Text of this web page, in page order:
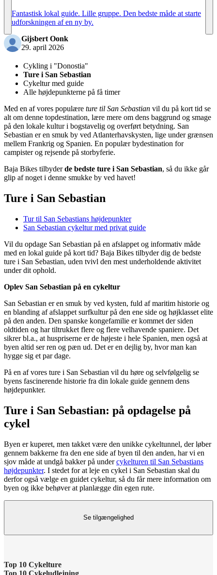
Fantastisk lokal guide. Lille gruppe. Den bedste måde at starte
udforskningen af en ny by.
Gijsbert Oonk
29. april 2026
Cykling i "Donostia"
Ture i San Sebastian
Cykeltur med guide
Alle højdepunkterne på få timer
Med en af vores populære ture til San Sebastian vil du på kort tid se
alt om denne topdestination, lære mere om dens baggrund og smage
på den lokale kultur i bogstavelig og overført betydning. San
Sebastian er en smuk by ved Atlanterhavskysten, lige under grænsen
mellem Frankrig og Spanien. En populær bydestination for
campister og rejsende på storbyferie.
Baja Bikes tilbyderde bedste ture i San Sebastian, så du ikke går
glip af noget i denne smukke by ved havet!
Ture i San Sebastian
Tur til San Sebastians højdepunkter
San Sebastian cykeltur med privat guide
Vil du opdage San Sebastian på en afslappet og informativ måde
med en lokal guide på kort tid? Baja Bikes tilbyder dig de bedste
ture i San Sebastian, uden tvivl den mest underholdende aktivitet
under dit ophold.
Oplev San Sebastian på en cykeltur
San Sebastian er en smuk by ved kysten, fuld af maritim historie og
en blanding af afslappet surfkultur på den ene side og højklasset elite
på den anden. Den spanske kongefamilie er kommet der siden
oldtiden og har tiltrukket flere og flere velhavende spaniere. Det
sikrer bl.a., at huspriserne er de højeste i hele Spanien, men også at
byen altid ser ren og pæn ud. Det er en dejlig by, hvor man kan
hygge sig et par dage.
På en af vores ture i San Sebastian vil du høre og selvfølgelig se
byens fascinerende historie fra din lokale guide gennem dens
højdepunkter.
Ture i San Sebastian: på opdagelse på
cykel
Byen er kuperet, men takket være den unikke cykeltunnel, der løber
gennem bakkerne fra den ene side af byen til den anden, har vi en
sjov måde at undgå bakker på undercykelturen til San Sebastians
højdepunkter. I stedet for at leje en cykel i San Sebastian skal du
derfor også vælge en guidet cykeltur, så du får mere information om
byen og ikke behøver at planlægge din egen rute.
Se tilgængelighed
Top 10 Cykelture
Top 10 Cykeludlejning